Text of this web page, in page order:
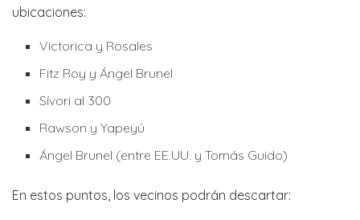
ubicaciones:
Victorica y Rosales
Fitz Roy y Ángel Brunel
Sívori al 300
Rawson y Yapeyú
Ángel Brunel (entre EE.UU. y Tomás Guido)
En estos puntos, los vecinos podrán descartar: